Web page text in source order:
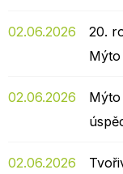
02.06.2026
20.
Mýto
02.06.2026
02.06.2026